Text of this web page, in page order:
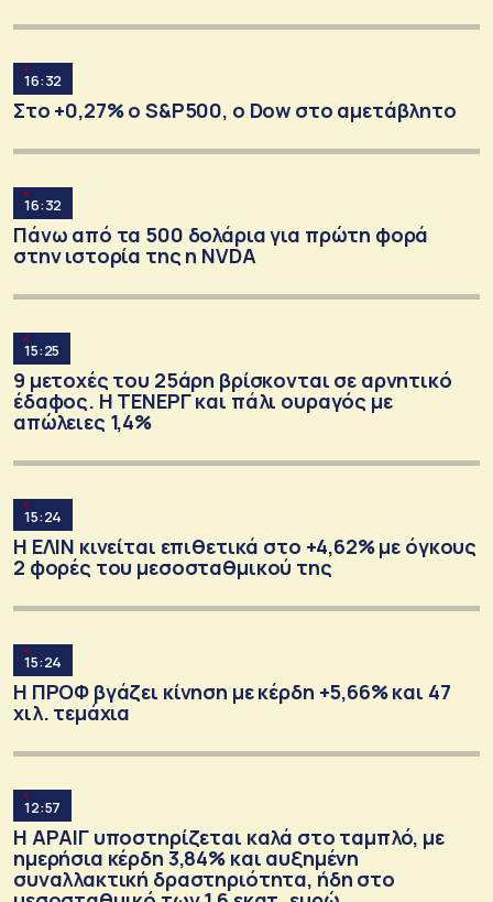
16:32
Στο +0,27% o S&P500, ο Dow στο αμετάβλητο
16:32
Πάνω από τα 500 δολάρια για πρώτη φορά
στην ιστορία της η NVDA
15:25
9 μετοχές του 25άρη βρίσκονται σε αρνητικό
έδαφος. Η ΤΕΝΕΡΓ και πάλι ουραγός με
απώλειες 1,4%
15:24
Η ΕΛΙΝ κινείται επιθετικά στο +4,62% με όγκους
2 φορές του μεσοσταθμικού της
15:24
Η ΠΡΟΦ βγάζει κίνηση με κέρδη +5,66% και 47
χιλ. τεμάχια
12:57
Η ΑΡΑΙΓ υποστηρίζεται καλά στο ταμπλό, με
ημερήσια κέρδη 3,84% και αυξημένη
συναλλακτική δραστηριότητα, ήδη στο